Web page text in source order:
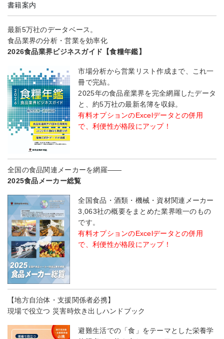
書籍案内
最新5万社のデータベース。
食品業界の分析・営業を効率化
2026食品業界ビジネスガイド【食糧年鑑】
市場分析から営業リスト作成まで、これ一
冊で完結。
2025年の食品産業界を完全網羅したデータ
と、約5万社の最新名簿を収録。
有料オプションのExcelデータとの併用
で、利便性が格段にアップ！
全国の食品関連メーカーを網羅――
2025食品メーカー総覧
全国食品・酒類・機械・資材関連メーカー
3,063社の概要をまとめた業界唯一のもの
です。
有料オプションのExcelデータとの併用
で、利便性が格段にアップ！
【地方自治体・支援関係者必携】
現場で役立つ 災害時炊き出しハンドブック
避難生活での「食」をテーマとした栄養学